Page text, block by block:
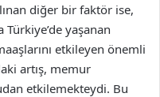
diğer bir faktör ise,
Türkiye’de yaşanan
etkileyen önemli
artış, memur
etkilemekteydi. Bu